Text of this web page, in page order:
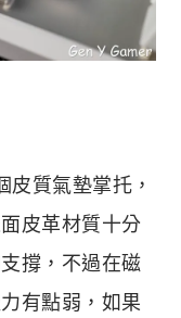
皮質氣墊掌托，
皮革材質十分
撐，不過在磁
有點弱，如果